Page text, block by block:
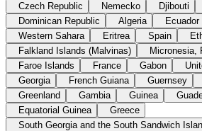
Czech Republic
Nemecko Djibouti
Dominican Republic
Algeria Ecuador
Western Sahara
Eritrea Spain
Falkland Islands (Malvinas)
Micronesia,
Faroe Islands
France Gabon
Georgia
French Guiana Guernsey
Greenland
Gambia Guinea
Equatorial Guinea
Greece
South Georgia and the South Sandwich